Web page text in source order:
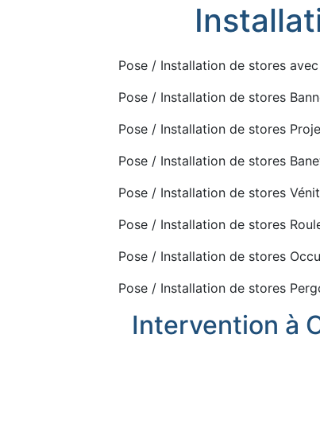
Pose / Installation de stores
Pose / Installation de stores
Pose / Installation de stores
Pose / Installation de stores
Pose / Installation de stores
Pose / Installation de stores
Pose / Installation de stores
Pose / Installation de stores
Intervention à